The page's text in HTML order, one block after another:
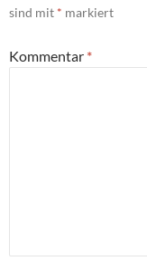
sind mit * markiert
Kommentar *